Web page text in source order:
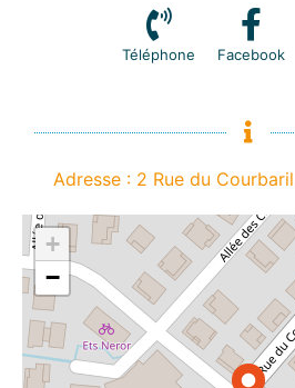
Téléphone Facebook
Adresse : 2 Rue du
+
−